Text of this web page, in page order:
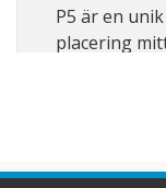
P5 är en
placering
och mycket